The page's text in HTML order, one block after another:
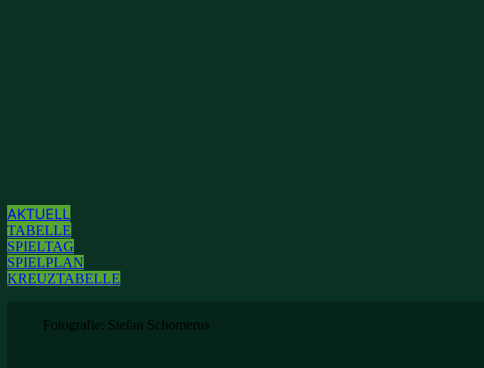
AKTUELL
TABELLE
SPIELTAG
SPIELPLAN
KREUZTABELLE
Fotografie: Stefan Schomerus